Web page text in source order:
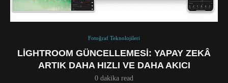
Fotoğraf Teknolojileri
LIGHTROOM GÜNCELLEMESI: YAPAY ZEKÂ
ARTIK DAHA HIZLI VE DAHA AKICI
0 dakika read